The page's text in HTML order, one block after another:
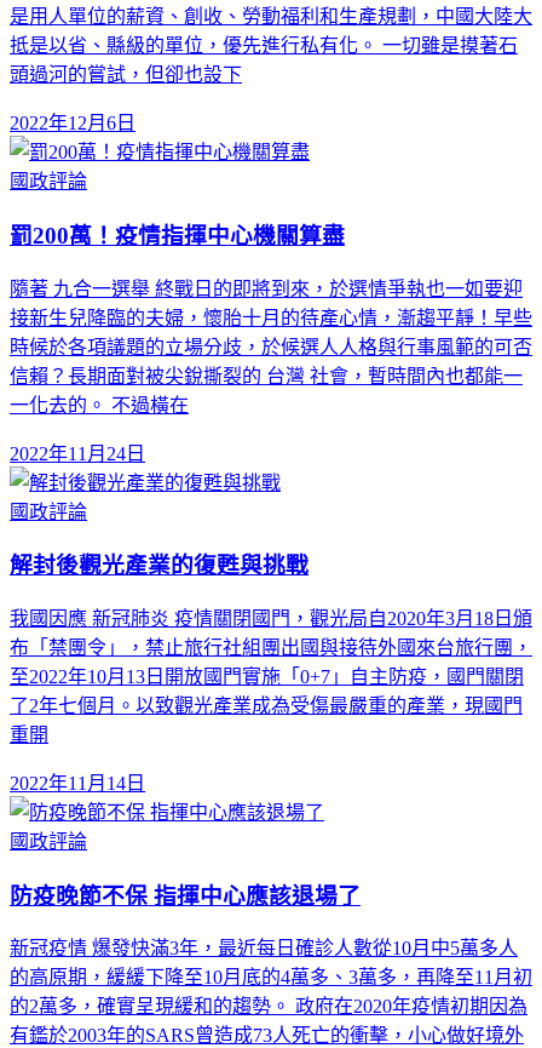
是用人單位的薪資、創收、勞動福利和生產規劃，中國大陸大
抵是以省、縣級的單位，優先進行私有化。 一切雖是摸著石
頭過河的嘗試，但卻也設下
2022年12月6日
國政評論
罰200萬！疫情指揮中心機關算盡
隨著 九合一選舉 終戰日的即將到來，於選情爭執也一如要迎
接新生兒降臨的夫婦，懷胎十月的待產心情，漸趨平靜！早些
時候於各項議題的立場分歧，於候選人人格與行事風範的可否
信賴？長期面對被尖銳撕裂的 台灣 社會，暫時間內也都能一
一化去的。 不過橫在
2022年11月24日
國政評論
解封後觀光產業的復甦與挑戰
我國因應 新冠肺炎 疫情關閉國門，觀光局自2020年3月18日頒
布「禁團令」，禁止旅行社組團出國與接待外國來台旅行團，
至2022年10月13日開放國門實施「0+7」自主防疫，國門關閉
了2年七個月。以致觀光產業成為受傷最嚴重的產業，現國門
重開
2022年11月14日
國政評論
防疫晚節不保 指揮中心應該退場了
新冠疫情 爆發快滿3年，最近每日確診人數從10月中5萬多人
的高原期，緩緩下降至10月底的4萬多、3萬多，再降至11月初
的2萬多，確實呈現緩和的趨勢。 政府在2020年疫情初期因為
有鑑於2003年的SARS曾造成73人死亡的衝擊，小心做好境外